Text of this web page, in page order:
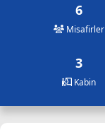
6
Misafirler
3
Kabin